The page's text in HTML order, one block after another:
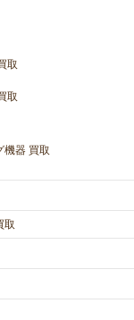
取
取
機器 買取
取